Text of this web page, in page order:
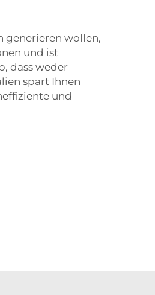
generieren wollen,
und ist
dass weder
spart Ihnen
und